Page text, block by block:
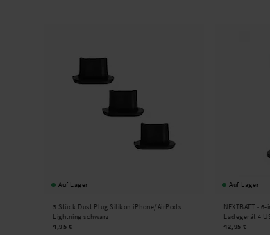
Auf Lager
3 Stück Dust Plug Silikon iPhone/AirPods
Lightning schwarz
4,95 €
Auf Lager
NEXTBATT - 6-
Ladegerät 4
42,95 €